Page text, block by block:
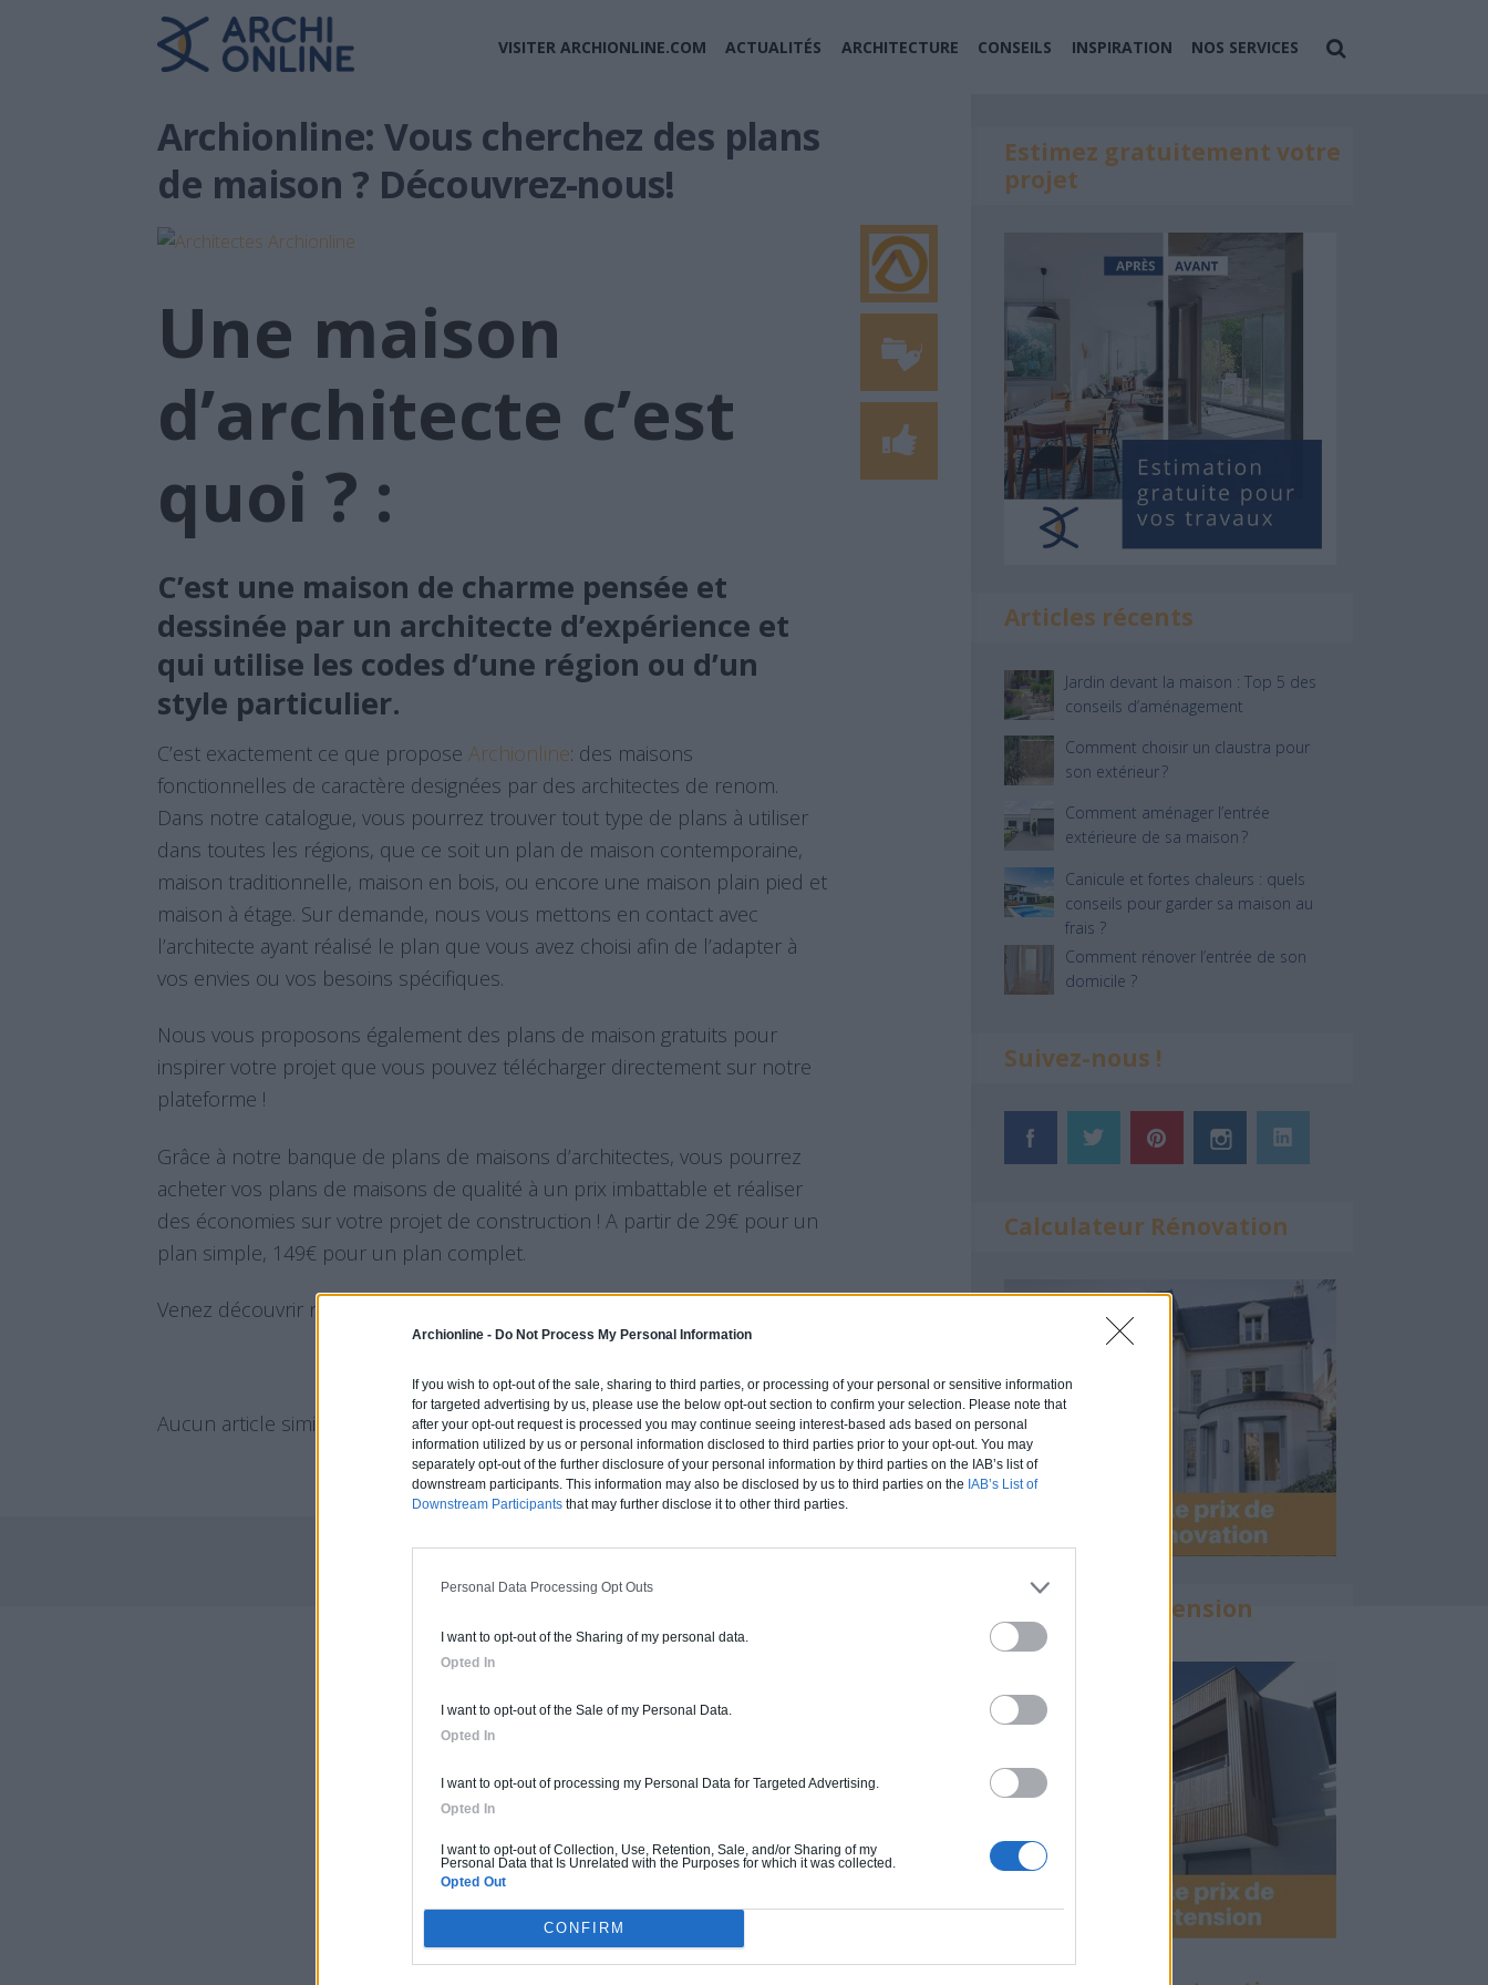
Archionline - Do Not Process My Personal Information
If you wish to opt-out of the sale, sharing to third parties, or processing of your personal or sensitive information
for targeted advertising by us, please use the below opt-out section to confirm your selection. Please note that
after your opt-out request is processed you may continue seeing interest-based ads based on personal
information utilized by us or personal information disclosed to third parties prior to your opt-out. You may
separately opt-out of the further disclosure of your personal information by third parties on the IAB’s list of
downstream participants. This information may also be disclosed by us to third parties on the IAB’s List of
Downstream Participants that may further disclose it to other third parties.
Personal Data Processing Opt Outs
I want to opt-out of the Sharing of my personal data.
Opted In
I want to opt-out of the Sale of my Personal Data.
Opted In
I want to opt-out of processing my Personal Data for Targeted Advertising.
Opted In
I want to opt-out of Collection, Use, Retention, Sale, and/or Sharing of my
Personal Data that Is Unrelated with the Purposes for which it was collected.
Opted Out
CONFIRM
VISITER ARCHIONLINE.COM ACTUALITÉS ARCHITECTURE CONSEILS INSPIRATION NOS SERVICES
Archionline: Vous cherchez des plans
de maison ? Découvrez-nous!
Une maison
d’architecte c’est
quoi ? :
C’est une maison de charme pensée et
dessinée par un architecte d’expérience et
qui utilise les codes d’une région ou d’un
style particulier.
C’est exactement ce que propose Archionline: des maisons
fonctionnelles de caractère designées par des architectes de renom.
Dans notre catalogue, vous pourrez trouver tout type de plans à utiliser
dans toutes les régions, que ce soit un plan de maison contemporaine,
maison traditionnelle, maison en bois, ou encore une maison plain pied et
maison à étage. Sur demande, nous vous mettons en contact avec
l’architecte ayant réalisé le plan que vous avez choisi afin de l’adapter à
vos envies ou vos besoins spécifiques.
Nous vous proposons également des plans de maison gratuits pour
inspirer votre projet que vous pouvez télécharger directement sur notre
plateforme !
Grâce à notre banque de plans de maisons d’architectes, vous pourrez
acheter vos plans de maisons de qualité à un prix imbattable et réaliser
des économies sur votre projet de construction ! A partir de 29€ pour un
plan simple, 149€ pour un plan complet.
Venez découvrir nos maisons sur :
Aucun article similaire.
Estimez gratuitement votre
projet
Articles récents
Jardin devant la maison : Top 5 des
conseils d’aménagement
Comment choisir un claustra pour
son extérieur ?
Comment aménager l’entrée
extérieure de sa maison ?
Canicule et fortes chaleurs : quels
conseils pour garder sa maison au
frais ?
Comment rénover l’entrée de son
domicile ?
Suivez-nous !
Calculateur Rénovation
Calculette Extension